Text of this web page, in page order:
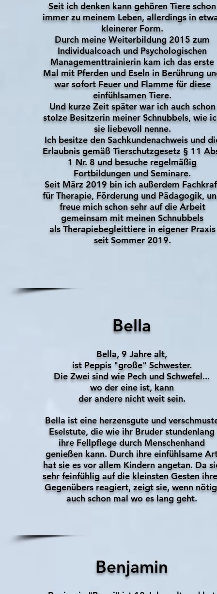
Seit ich denken kann gehören Tiere schon
immer zu meinem Leben, allerdings in
kleinerer Form.
Durch meine Weiterbildung 2015 zum
Individualcoach und Psychologischen
Managementtrainierin kam ich das erste
Mal mit Pferden und Eseln in Berührung
war sofort Feuer und Flamme für diese
einfühlsamen Tiere.
Und kurze Zeit später war ich auch schon
stolze Besitzerin meiner Schnubbels, wie
sie liebevoll nenne.
Ich besitze den Sachkundenachweis und
Erlaubnis gemäß Tierschutzgesetz § 11
1 Nr. 8 und besuche regelmäßig
Fortbildungen und Seminare.
Seit März 2019 bin ich außerdem
für Therapie, Förderung und Pädagogik,
freue mich schon sehr auf die Arbeit
gemeinsam mit meinen Schnubbels
als Therapiebegleittiere in eigener Praxis
seit Sommer 2019.
Bella
Bella, 9 Jahre alt,
ist Peppis "große" Schwester.
Die Zwei sind wie Pech und Schwefel...
wo der eine ist, kann
der andere nicht weit sein.
Bella ist eine herzensgute und
Eselstute, die wie ihr Bruder stundenlang
ihre Fellpflege durch Menschenhand
genießen kann. Durch ihre einfühlsame
hat sie es vor allem Kindern angetan. Da
sehr feinfühlig auf die kleinsten Gesten
Gegenübers reagiert, zeigt sie, wenn
auch schon mal wo es lang geht.
Benjamin